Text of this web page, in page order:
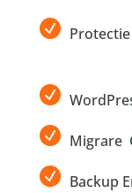
Migrare
Backup